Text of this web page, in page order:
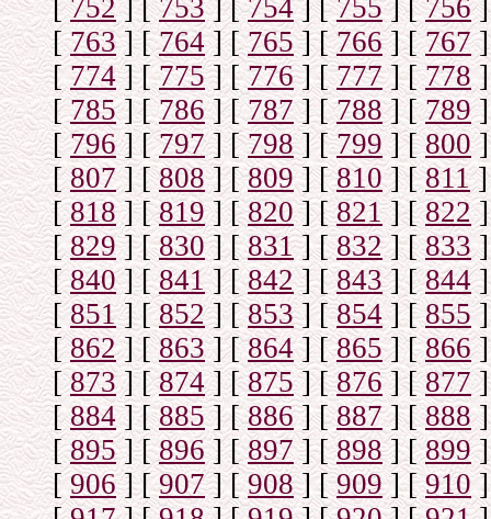
[752] [753] [754] [755] [756]
[763] [764] [765] [766] [767]
[ 774] [775] [776] [777] [778]
[785] [786] [787] [788] [789]
[796] [797] [798] [799] [ 800]
[807] [808] [809] [810] [811]
[818] [819] [820] [821] [822]
[829] [830] [831] [832] [833]
[840] [841] [842] [843] [844]
[851] [852] [853] [854] [ 855]
[862] [863] [864] [865] [866]
[873] [874] [875] [876] [877]
[884] [885] [886] [887] [888]
[895] [896] [897] [898] [899]
[906] [907] [908] [909] [910]